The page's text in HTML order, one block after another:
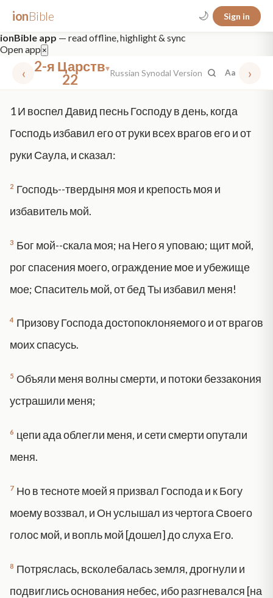
ionBible 🌙 Sign in
ionBible app — read offline, highlight & sync
Open app ×
‹ 2-я Царств
22
▾Russian Synodal Version Aa ›
nt faith
1И воспел Давид песнь Господу в день, когда
Господь избавил его от руки всех врагов его и от
руки Саула, и сказал:
2 Господь--твердыня моя и крепость моя и
избавитель мой.
3 Бог мой--скала моя; на Него я уповаю; щит мой,
рог спасения моего, ограждение мое и убежище
мое; Спаситель мой, от бед Ты избавил меня!
4 Призову Господа достопоклоняемого и от врагов
моих спасусь.
5 Объяли меня волны смерти, и потоки беззакония
устрашили меня;
6 цепи ада облегли меня, и сети смерти опутали
меня.
7 Но в тесноте моей я призвал Господа и к Богу
моему воззвал, и Он услышал из чертога Своего
голос мой, и вопль мой [дошел] до слуха Его.
8 Потряслась, всколебалась земля, дрогнули и
подвиглись основания небес, ибо разгневался [на